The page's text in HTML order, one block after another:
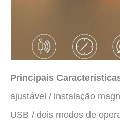
Principais
ajustável / instalação
USB / dois modos de